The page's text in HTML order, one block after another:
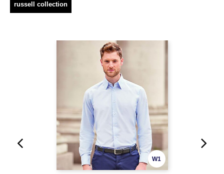
russell collection
W1